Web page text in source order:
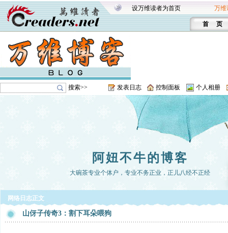
设万维读者为首页 万维
首 页
搜索>> 发表日志 控制面板 个人相册
阿妞不牛的博客
大碗茶专业个体户，专业不务正业，正儿八经不正经
网络日志正文
山伢子传奇3：割下耳朵喂狗